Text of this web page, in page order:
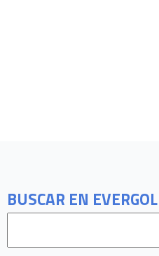
BUSCAR EN EVERGOL